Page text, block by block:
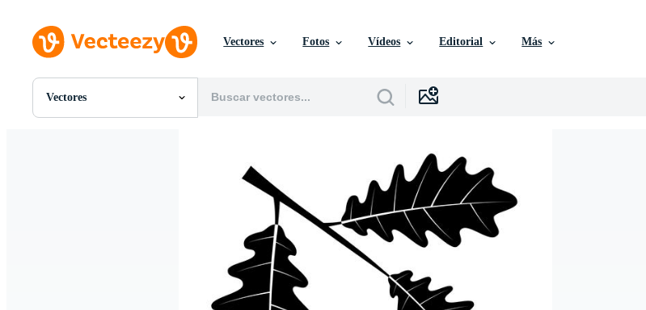
Vectores Fotos Vídeos Editorial Más
Vectores
Todas Imágenes